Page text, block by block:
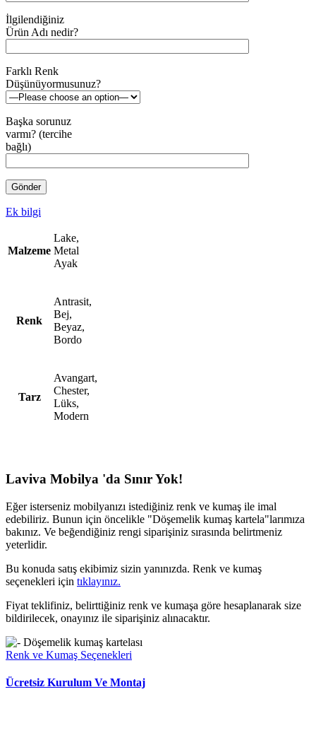
İlgilendiğiniz
Ürün Adı nedir?
Farklı Renk
Düşünüyormusunuz?
Başka sorunuz
varmı? (tercihe
bağlı)
Ek bilgi
Malzeme
Lake,
Metal
Ayak
Renk
Antrasit,
Bej,
Beyaz,
Bordo
Tarz
Avangart,
Chester,
Lüks,
Modern
Laviva Mobilya 'da Sınır Yok!
Eğer isterseniz mobilyanızı istediğiniz renk ve kumaş ile imal
edebiliriz. Bunun için öncelikle "Döşemelik kumaş kartela"larımıza
bakınız. Ve beğendiğiniz rengi siparişiniz sırasında belirtmeniz
yeterlidir.
Bu konuda satış ekibimiz sizin yanınızda. Renk ve kumaş
seçenekleri için tıklayınız.
Fiyat teklifiniz, belirttiğiniz renk ve kumaşa göre hesaplanarak size
bildirilecek, onayınız ile siparişiniz alınacaktır.
Renk ve Kumaş Seçenekleri
Ücretsiz Kurulum Ve Montaj